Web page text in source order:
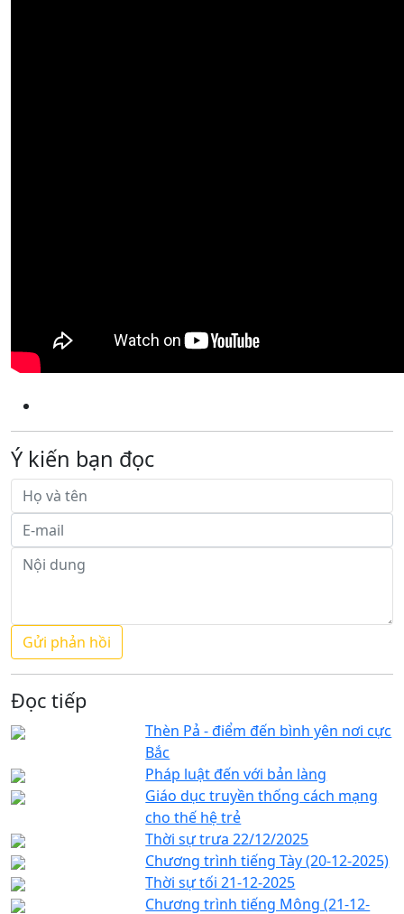
Ý kiến bạn đọc
Đọc tiếp
Thèn Pả - điểm đến bình yên nơi cực
Bắc
Pháp luật đến với bản làng
Giáo dục truyền thống cách mạng
cho thế hệ trẻ
Thời sự trưa 22/12/2025
Chương trình tiếng Tày (20-12-2025)
Thời sự tối 21-12-2025
Chương trình tiếng Mông (21-12-